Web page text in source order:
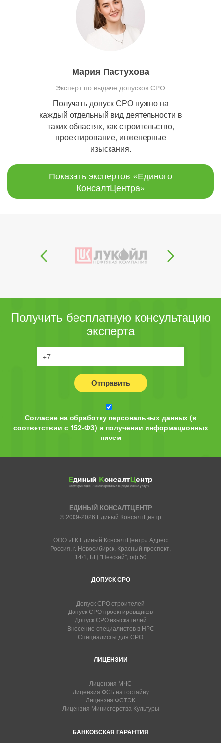
Мария Пастухова
Эксперт по выдаче допусков СРО
Получать допуск СРО нужно на
каждый отдельный вид деятельности в
таких областях, как строительство,
проектирование, инженерные
изыскания.
Показать экспертов «Единого
КонсалтЦентра»
Получить бесплатную консультацию
эксперта
Отправить
Согласие на обработку персональных данных (в
соответствии с 152-ФЗ) и получении информационных
писем
ЕДИНЫЙ КОНСАЛТЦЕНТР
© 2009-2026 Единый КонсалтЦентр
ООО «ГК Единый КонсалтЦентр» Адрес:
Россия, г. Новосибирск, Красный проспект,
14/1, БЦ "Невский", оф.50
ДОПУСК СРО
Допуск СРО строителей
Допуск СРО проектировщиков
Допуск СРО изыскателей
Внесение специалистов в НРС
Специалисты для СРО
ЛИЦЕНЗИИ
Лицензия МЧС
Лицензия ФСБ на гостайну
Лицензия ФСТЭК
Лицензия Министерства Культуры
БАНКОВСКАЯ ГАРАНТИЯ